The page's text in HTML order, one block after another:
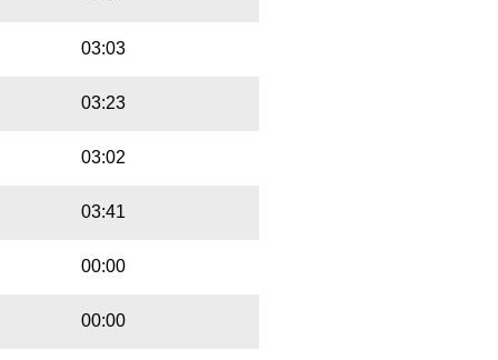
03:03
03:23
03:02
03:41
00:00
00:00